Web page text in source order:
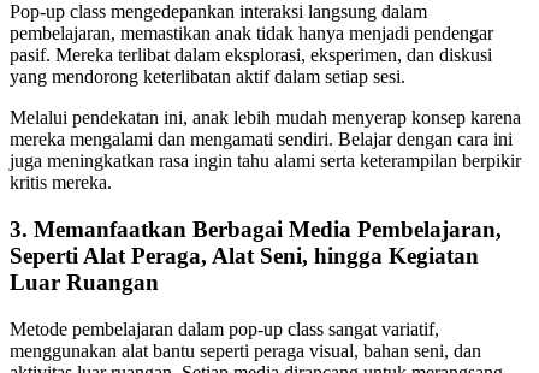
Pop-up class mengedepankan interaksi langsung dalam
pembelajaran, memastikan anak tidak hanya menjadi pendengar
pasif. Mereka terlibat dalam eksplorasi, eksperimen, dan diskusi
yang mendorong keterlibatan aktif dalam setiap sesi.
Melalui pendekatan ini, anak lebih mudah menyerap konsep karena
mereka mengalami dan mengamati sendiri. Belajar dengan cara ini
juga meningkatkan rasa ingin tahu alami serta keterampilan berpikir
kritis mereka.
3. Memanfaatkan Berbagai Media Pembelajaran,
Seperti Alat Peraga, Alat Seni, hingga Kegiatan
Luar Ruangan
Metode pembelajaran dalam pop-up class sangat variatif,
menggunakan alat bantu seperti peraga visual, bahan seni, dan